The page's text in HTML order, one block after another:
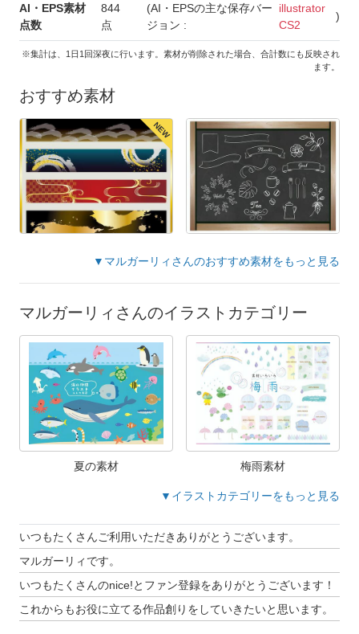
AI・EPS素材
点数
844
点
(AI・EPSの主な保存バー
ジョン :
illustrator
CS2
)
※集計は、1日1回深夜に行います。素材が削除された場合、合計数にも反映され
ます。
おすすめ素材
NEW
▼マルガーリィさんのおすすめ素材をもっと見る
マルガーリィさんのイラストカテゴリー
夏の素材 梅雨素材
▼イラストカテゴリーをもっと見る
いつもたくさんご利用いただきありがとうございます。
マルガーリィです。
いつもたくさんのnice!とファン登録をありがとうございます！
これからもお役に立てる作品創りをしていきたいと思います。